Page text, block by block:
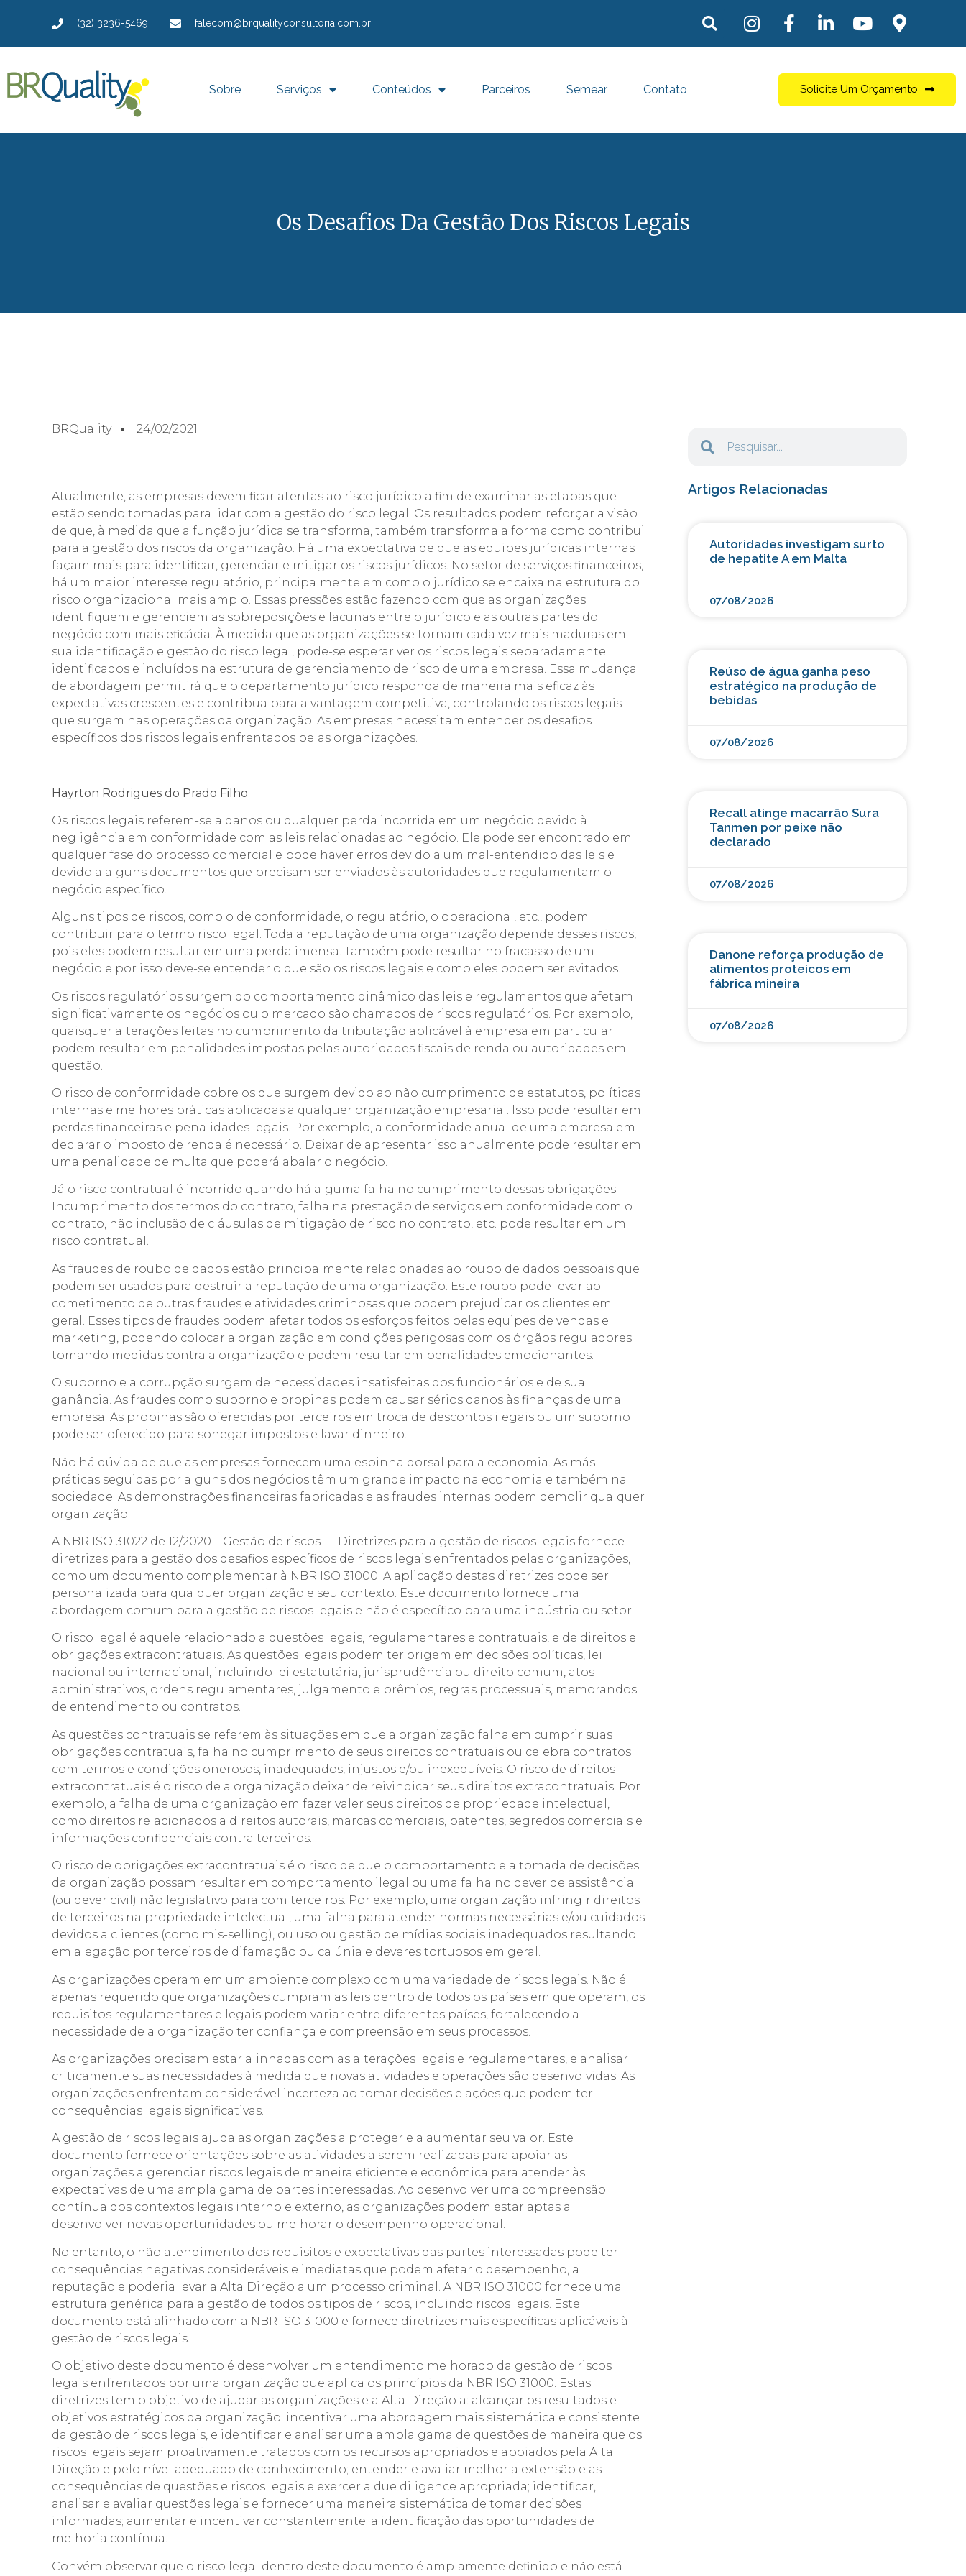
(32) 3236-5469 falecom@brqualityconsultoria.com.br
Sobre Serviços Conteúdos Parceiros Semear Contato Solicite Um Orçamento
Os Desafios Da Gestão Dos Riscos Legais
BRQuality 24/02/2021
Atualmente, as empresas devem ficar atentas ao risco jurídico a fim de examinar as etapas que
estão sendo tomadas para lidar com a gestão do risco legal. Os resultados podem reforçar a visão
de que, à medida que a função jurídica se transforma, também transforma a forma como contribui
para a gestão dos riscos da organização. Há uma expectativa de que as equipes jurídicas internas
façam mais para identificar, gerenciar e mitigar os riscos jurídicos. No setor de serviços financeiros,
há um maior interesse regulatório, principalmente em como o jurídico se encaixa na estrutura do
risco organizacional mais amplo. Essas pressões estão fazendo com que as organizações
identifiquem e gerenciem as sobreposições e lacunas entre o jurídico e as outras partes do
negócio com mais eficácia. À medida que as organizações se tornam cada vez mais maduras em
sua identificação e gestão do risco legal, pode-se esperar ver os riscos legais separadamente
identificados e incluídos na estrutura de gerenciamento de risco de uma empresa. Essa mudança
de abordagem permitirá que o departamento jurídico responda de maneira mais eficaz às
expectativas crescentes e contribua para a vantagem competitiva, controlando os riscos legais
que surgem nas operações da organização. As empresas necessitam entender os desafios
específicos dos riscos legais enfrentados pelas organizações.
Hayrton Rodrigues do Prado Filho
Os riscos legais referem-se a danos ou qualquer perda incorrida em um negócio devido à
negligência em conformidade com as leis relacionadas ao negócio. Ele pode ser encontrado em
qualquer fase do processo comercial e pode haver erros devido a um mal-entendido das leis e
devido a alguns documentos que precisam ser enviados às autoridades que regulamentam o
negócio específico.
Alguns tipos de riscos, como o de conformidade, o regulatório, o operacional, etc., podem
contribuir para o termo risco legal. Toda a reputação de uma organização depende desses riscos,
pois eles podem resultar em uma perda imensa. Também pode resultar no fracasso de um
negócio e por isso deve-se entender o que são os riscos legais e como eles podem ser evitados.
Os riscos regulatórios surgem do comportamento dinâmico das leis e regulamentos que afetam
significativamente os negócios ou o mercado são chamados de riscos regulatórios. Por exemplo,
quaisquer alterações feitas no cumprimento da tributação aplicável à empresa em particular
podem resultar em penalidades impostas pelas autoridades fiscais de renda ou autoridades em
questão.
O risco de conformidade cobre os que surgem devido ao não cumprimento de estatutos, políticas
internas e melhores práticas aplicadas a qualquer organização empresarial. Isso pode resultar em
perdas financeiras e penalidades legais. Por exemplo, a conformidade anual de uma empresa em
declarar o imposto de renda é necessário. Deixar de apresentar isso anualmente pode resultar em
uma penalidade de multa que poderá abalar o negócio.
Já o risco contratual é incorrido quando há alguma falha no cumprimento dessas obrigações.
Incumprimento dos termos do contrato, falha na prestação de serviços em conformidade com o
contrato, não inclusão de cláusulas de mitigação de risco no contrato, etc. pode resultar em um
risco contratual.
As fraudes de roubo de dados estão principalmente relacionadas ao roubo de dados pessoais que
podem ser usados para destruir a reputação de uma organização. Este roubo pode levar ao
cometimento de outras fraudes e atividades criminosas que podem prejudicar os clientes em
geral. Esses tipos de fraudes podem afetar todos os esforços feitos pelas equipes de vendas e
marketing, podendo colocar a organização em condições perigosas com os órgãos reguladores
tomando medidas contra a organização e podem resultar em penalidades emocionantes.
O suborno e a corrupção surgem de necessidades insatisfeitas dos funcionários e de sua
ganância. As fraudes como suborno e propinas podem causar sérios danos às finanças de uma
empresa. As propinas são oferecidas por terceiros em troca de descontos ilegais ou um suborno
pode ser oferecido para sonegar impostos e lavar dinheiro.
Não há dúvida de que as empresas fornecem uma espinha dorsal para a economia. As más
práticas seguidas por alguns dos negócios têm um grande impacto na economia e também na
sociedade. As demonstrações financeiras fabricadas e as fraudes internas podem demolir qualquer
organização.
A NBR ISO 31022 de 12/2020 – Gestão de riscos — Diretrizes para a gestão de riscos legais fornece
diretrizes para a gestão dos desafios específicos de riscos legais enfrentados pelas organizações,
como um documento complementar à NBR ISO 31000. A aplicação destas diretrizes pode ser
personalizada para qualquer organização e seu contexto. Este documento fornece uma
abordagem comum para a gestão de riscos legais e não é específico para uma indústria ou setor.
O risco legal é aquele relacionado a questões legais, regulamentares e contratuais, e de direitos e
obrigações extracontratuais. As questões legais podem ter origem em decisões políticas, lei
nacional ou internacional, incluindo lei estatutária, jurisprudência ou direito comum, atos
administrativos, ordens regulamentares, julgamento e prêmios, regras processuais, memorandos
de entendimento ou contratos.
As questões contratuais se referem às situações em que a organização falha em cumprir suas
obrigações contratuais, falha no cumprimento de seus direitos contratuais ou celebra contratos
com termos e condições onerosos, inadequados, injustos e/ou inexequíveis. O risco de direitos
extracontratuais é o risco de a organização deixar de reivindicar seus direitos extracontratuais. Por
exemplo, a falha de uma organização em fazer valer seus direitos de propriedade intelectual,
como direitos relacionados a direitos autorais, marcas comerciais, patentes, segredos comerciais e
informações confidenciais contra terceiros.
O risco de obrigações extracontratuais é o risco de que o comportamento e a tomada de decisões
da organização possam resultar em comportamento ilegal ou uma falha no dever de assistência
(ou dever civil) não legislativo para com terceiros. Por exemplo, uma organização infringir direitos
de terceiros na propriedade intelectual, uma falha para atender normas necessárias e/ou cuidados
devidos a clientes (como mis-selling), ou uso ou gestão de mídias sociais inadequados resultando
em alegação por terceiros de difamação ou calúnia e deveres tortuosos em geral.
As organizações operam em um ambiente complexo com uma variedade de riscos legais. Não é
apenas requerido que organizações cumpram as leis dentro de todos os países em que operam, os
requisitos regulamentares e legais podem variar entre diferentes países, fortalecendo a
necessidade de a organização ter confiança e compreensão em seus processos.
As organizações precisam estar alinhadas com as alterações legais e regulamentares, e analisar
criticamente suas necessidades à medida que novas atividades e operações são desenvolvidas. As
organizações enfrentam considerável incerteza ao tomar decisões e ações que podem ter
consequências legais significativas.
A gestão de riscos legais ajuda as organizações a proteger e a aumentar seu valor. Este
documento fornece orientações sobre as atividades a serem realizadas para apoiar as
organizações a gerenciar riscos legais de maneira eficiente e econômica para atender às
expectativas de uma ampla gama de partes interessadas. Ao desenvolver uma compreensão
contínua dos contextos legais interno e externo, as organizações podem estar aptas a
desenvolver novas oportunidades ou melhorar o desempenho operacional.
No entanto, o não atendimento dos requisitos e expectativas das partes interessadas pode ter
consequências negativas consideráveis e imediatas que podem afetar o desempenho, a
reputação e poderia levar a Alta Direção a um processo criminal. A NBR ISO 31000 fornece uma
estrutura genérica para a gestão de todos os tipos de riscos, incluindo riscos legais. Este
documento está alinhado com a NBR ISO 31000 e fornece diretrizes mais específicas aplicáveis à
gestão de riscos legais.
O objetivo deste documento é desenvolver um entendimento melhorado da gestão de riscos
legais enfrentados por uma organização que aplica os princípios da NBR ISO 31000. Estas
diretrizes tem o objetivo de ajudar as organizações e a Alta Direção a: alcançar os resultados e
objetivos estratégicos da organização; incentivar uma abordagem mais sistemática e consistente
da gestão de riscos legais, e identificar e analisar uma ampla gama de questões de maneira que os
riscos legais sejam proativamente tratados com os recursos apropriados e apoiados pela Alta
Direção e pelo nível adequado de conhecimento; entender e avaliar melhor a extensão e as
consequências de questões e riscos legais e exercer a due diligence apropriada; identificar,
analisar e avaliar questões legais e fornecer uma maneira sistemática de tomar decisões
informadas; aumentar e incentivar constantemente; a identificação das oportunidades de
melhoria contínua.
Convém observar que o risco legal dentro deste documento é amplamente definido e não está
Artigos Relacionadas
Autoridades investigam surto
de hepatite A em Malta
07/08/2026
Reúso de água ganha peso
estratégico na produção de
bebidas
07/08/2026
Recall atinge macarrão Sura
Tanmen por peixe não
declarado
07/08/2026
Danone reforça produção de
alimentos proteicos em
fábrica mineira
07/08/2026